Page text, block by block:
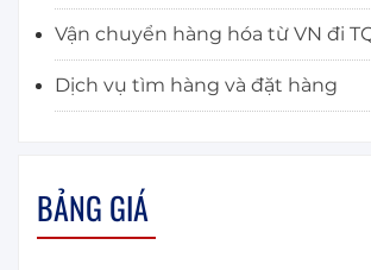
Vận chuyển hàng hóa từ VN đi
Dịch vụ tìm hàng và đặt hàng
BẢNG GIÁ